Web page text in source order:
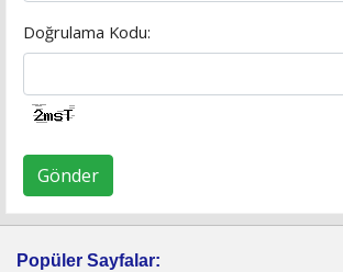
Doğrulama Kodu:
Gönder
Popüler Sayfalar: